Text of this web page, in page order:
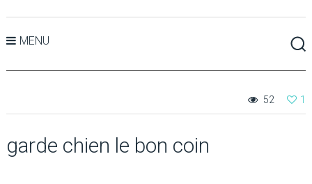
MENU
1
52
garde chien le bon coin